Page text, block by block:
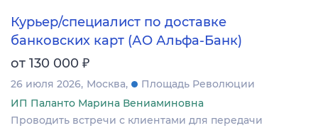
Курьер/специалист по доставке
банковских карт (АО Альфа-Банк)
от 130 000 ₽
26 июля 2026 Москва
Площадь Революции
ИП Паланто Марина Вениаминовна
Проводить встречи с клиентами для передачи